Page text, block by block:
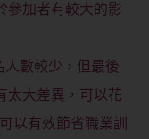
參加者有較大的影
人數較少，但最後
太大差異，可以花
以有效節省職業訓